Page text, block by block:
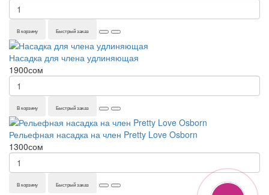
В корзину Быстрый заказ
Насадка для члена удлиняющая
1900сом
В корзину Быстрый заказ
Рельефная насадка на член Pretty Love Osborn
1300сом
В корзину Быстрый заказ